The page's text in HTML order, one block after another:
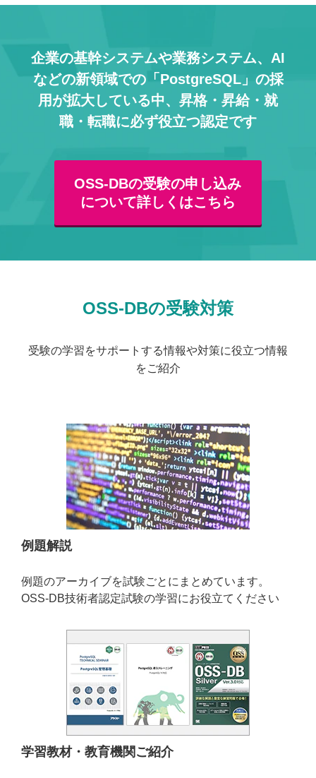
企業の基幹システムや業務システム、AI
などの新領域での「PostgreSQL」の採
用が拡大している中、 昇格・昇給・就
職・転職に必ず役立つ認定です
OSS-DBの受験の申し込み
について詳しくはこちら
OSS-DBの受験対策
受験の学習をサポートする情報や対策に役立つ情報
をご紹介
例題解説
例題のアーカイブを試験ごとにまとめています。
OSS-DB技術者認定試験の学習にお役立てください
学習教材・教育機関ご紹介